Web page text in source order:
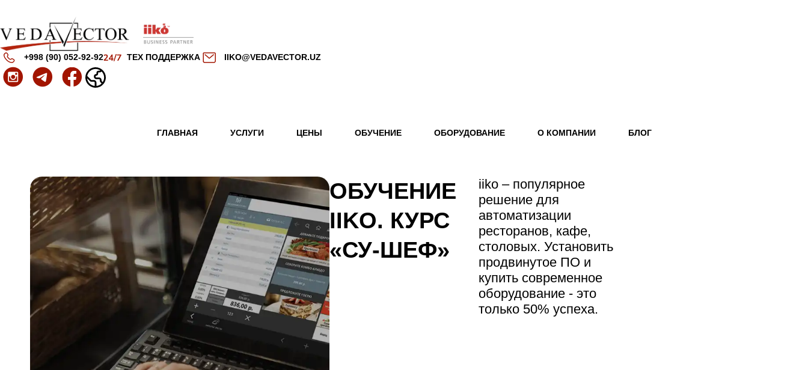
+998 (90) 052-92-92 ТЕХ ПОДДЕРЖКА IIKO@VEDAVECTOR.UZ
ГЛАВНАЯ УСЛУГИ ЦЕНЫ ОБУЧЕНИЕ ОБОРУДОВАНИЕ О КОМПАНИИ БЛОГ
ОБУЧЕНИЕ
IIKO. КУРС
«СУ-ШЕФ»
iiko – популярное
решение для
автоматизации
ресторанов, кафе,
столовых. Установить
продвинутое ПО и
купить современное
оборудование - это
только 50% успеха.